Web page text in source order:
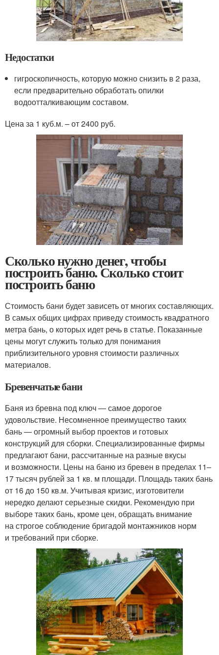
Недостатки
гигроскопичность, которую можно снизить в 2 раза,
если предварительно обработать опилки
водоотталкивающим составом.
Цена за 1 куб.м. – от 2400 руб.
Сколько нужно денег, чтобы
построить баню. Сколько стоит
построить баню
Стоимость бани будет зависеть от многих составляющих.
В самых общих цифрах приведу стоимость квадратного
метра бань, о которых идет речь в статье. Показанные
цены могут служить только для понимания
приблизительного уровня стоимости различных
материалов.
Бревенчатые бани
Баня из бревна под ключ — самое дорогое
удовольствие. Несомненное преимущество таких
бань — огромный выбор проектов и готовых
конструкций для сборки. Специализированные фирмы
предлагают бани, рассчитанные на разные вкусы
и возможности. Цены на баню из бревен в пределах 11–
17 тысяч рублей за 1 кв. м площади. Площадь таких бань
от 16 до 150 кв.м. Учитывая кризис, изготовители
нередко делают серьезные скидки. Рекомендую при
выборе таких бань, кроме цен, обращать внимание
на строгое соблюдение бригадой монтажников норм
и требований при сборке.